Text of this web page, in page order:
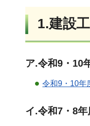
1.建設
ア.令和9・10
令和9・10年
イ.令和7・8年